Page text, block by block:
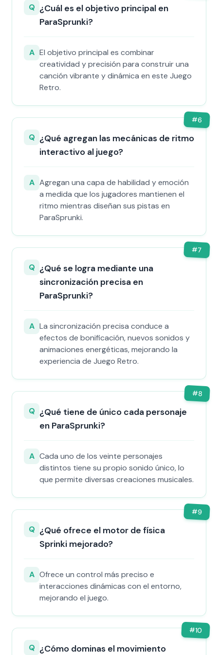
Q ¿Cuál es el objetivo principal en
ParaSprunki?
A El objetivo principal es combinar
creatividad y precisión para construir una
canción vibrante y dinámica en este Juego
Retro.
#6
Q ¿Qué agregan las mecánicas de ritmo
interactivo al juego?
A Agregan una capa de habilidad y emoción
a medida que los jugadores mantienen el
ritmo mientras diseñan sus pistas en
ParaSprunki.
#7
Q ¿Qué se logra mediante una
sincronización precisa en
ParaSprunki?
A La sincronización precisa conduce a
efectos de bonificación, nuevos sonidos y
animaciones energéticas, mejorando la
experiencia de Juego Retro.
#8
Q ¿Qué tiene de único cada personaje
en ParaSprunki?
A Cada uno de los veinte personajes
distintos tiene su propio sonido único, lo
que permite diversas creaciones musicales.
#9
Q ¿Qué ofrece el motor de física
Sprinki mejorado?
A Ofrece un control más preciso e
interacciones dinámicas con el entorno,
mejorando el juego.
#10
Q ¿Cómo dominas el movimiento